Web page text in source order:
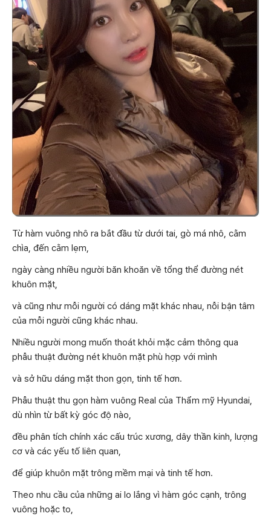
Từ hàm vuông nhô ra bắt đầu từ dưới tai, gò má nhô, cằm
chìa, đến cằm lẹm,
ngày càng nhiều người băn khoăn về tổng thể đường nét
khuôn mặt,
và cũng như mỗi người có dáng mặt khác nhau, nỗi bận tâm
của mỗi người cũng khác nhau.
Nhiều người mong muốn thoát khỏi mặc cảm thông qua
phẫu thuật đường nét khuôn mặt phù hợp với mình
và sở hữu dáng mặt thon gọn, tinh tế hơn.
Phẫu thuật thu gọn hàm vuông Real của Thẩm mỹ Hyundai,
dù nhìn từ bất kỳ góc độ nào,
đều phân tích chính xác cấu trúc xương, dây thần kinh, lượng
cơ và các yếu tố liên quan,
để giúp khuôn mặt trông mềm mại và tinh tế hơn.
Theo nhu cầu của những ai lo lắng vì hàm góc cạnh, trông
vuông hoặc to,